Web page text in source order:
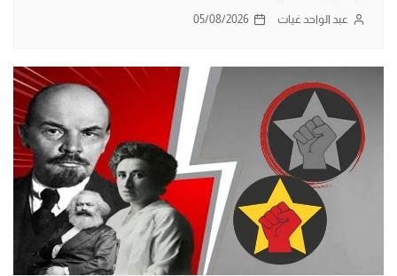
عبد الواحد غيات 05/08/2026